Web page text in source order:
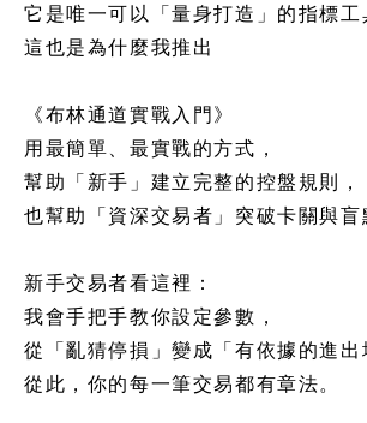
它是唯一可以「量身打造」的指標工
這也是為什麼我推出
《布林通道實戰入門》
用最簡單、最實戰的方式，
幫助「新手」建立完整的控盤規則，
也幫助「資深交易者」突破卡關與盲
新手交易者看這裡：
我會手把手教你設定參數，
從「亂猜停損」變成「有依據的進出
從此，你的每一筆交易都有章法。